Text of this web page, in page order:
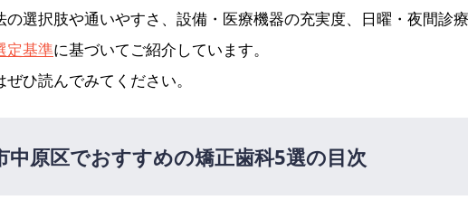
選択肢や通いやすさ、設備・医療機器の充実度、日曜・夜間診
定基準に基づいてご紹介しています。
ひ読んでみてください。
中原区でおすすめの矯正歯科5選の目次